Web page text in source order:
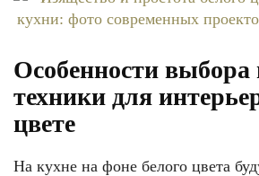
Особенности выбора
техники для
цвете
На кухне на фоне белого цвета